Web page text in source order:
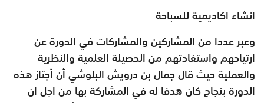
انشاء اكاديمية للسباحة
وعبر عددا من المشاركين والمشاركات في الدورة عن
ارتياحهم واستفادتهم من الحصيلة العلمية والنظرية
والعملية حيث قال جمال بن درويش البلوشي أن أجتاز هذه
الدورة بنجاح كان هدفا له في المشاركة بها من اجل ان